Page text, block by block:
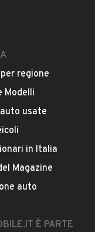
ed e'
regione
Modelli
usate
in Italia
Magazine
auto
È PARTE